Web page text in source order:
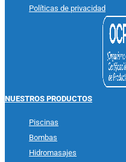
Políticas de privacidad
NUESTROS PRODUCTOS
Piscinas
Bombas
Hidromasajes